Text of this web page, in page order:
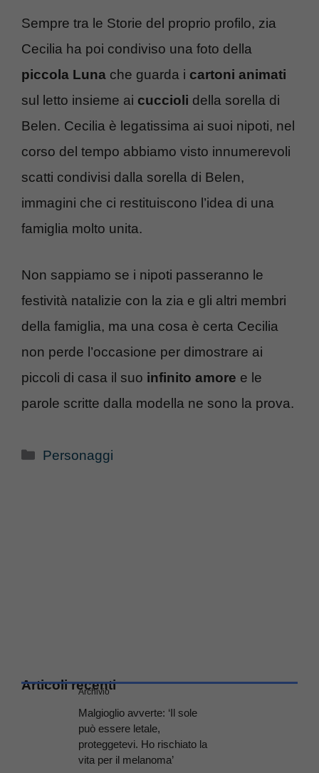
Sempre tra le Storie del proprio profilo, zia
Cecilia ha poi condiviso una foto della
piccola Luna che guarda i cartoni animati
sul letto insieme ai cuccioli della sorella di
Belen. Cecilia è legatissima ai suoi nipoti, nel
corso del tempo abbiamo visto innumerevoli
scatti condivisi dalla sorella di Belen,
immagini che ci restituiscono l’idea di una
famiglia molto unita.
Non sappiamo se i nipoti passeranno le
festività natalizie con la zia e gli altri membri
della famiglia, ma una cosa è certa Cecilia
non perde l’occasione per dimostrare ai
piccoli di casa il suo infinito amore e le
parole scritte dalla modella ne sono la prova.
Categorie
Personaggi
Articoli recenti
Archivio
Malgioglio avverte: ‘Il sole
può essere letale,
proteggetevi. Ho rischiato la
vita per il melanoma’